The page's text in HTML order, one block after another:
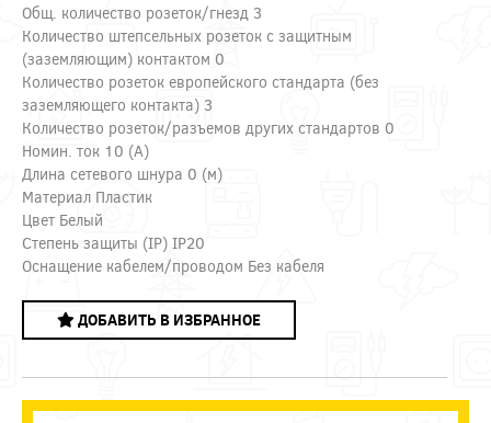
Общ. количество розеток/гнезд 3
Количество штепсельных розеток с защитным
(заземляющим) контактом 0
Количество розеток европейского стандарта (без
заземляющего контакта) 3
Количество розеток/разъемов других стандартов 0
Номин. ток 10 (А)
Длина сетевого шнура 0 (м)
Материал Пластик
Цвет Белый
Степень защиты (IP) IP20
Оснащение кабелем/проводом Без кабеля
ДОБАВИТЬ В ИЗБРАННОЕ